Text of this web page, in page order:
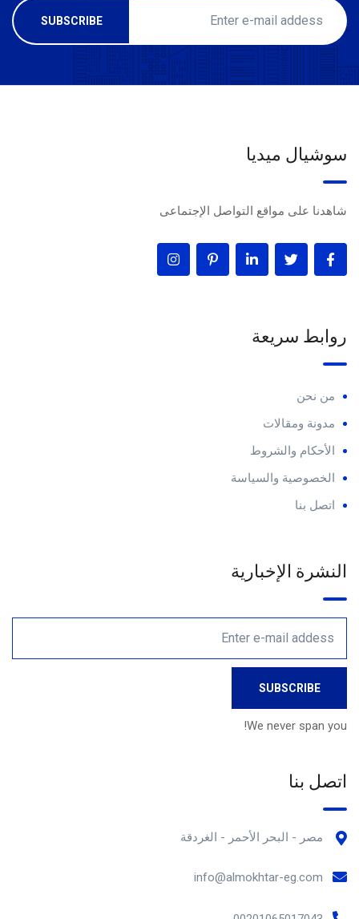
سوشيال ميديا
شاهدنا على مواقع التواصل الإجتماعى
روابط سريعة
من نحن
مدونة ومقالات
الأحكام والشروط
الخصوصية والسياسة
اتصل بنا
النشرة الإخبارية
We never span you!
اتصل بنا
مصر - البحر الأحمر - الغردقة
info@almokhtar-eg.com